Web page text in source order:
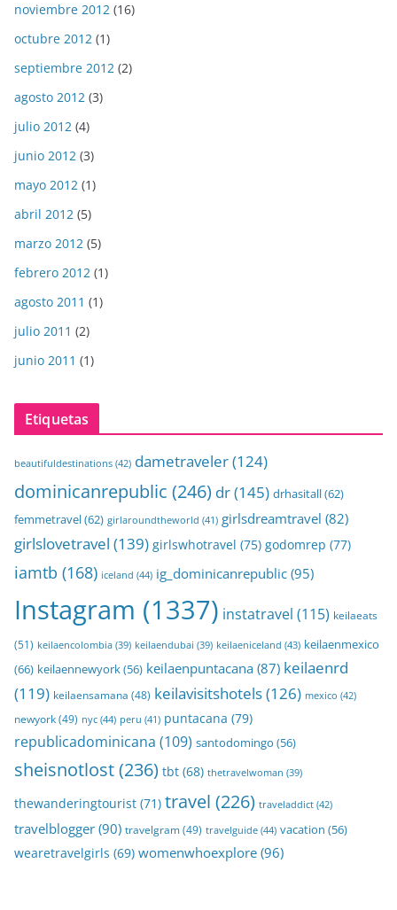
noviembre 2012 (16)
octubre 2012 (1)
septiembre 2012 (2)
agosto 2012 (3)
julio 2012 (4)
junio 2012 (3)
mayo 2012 (1)
abril 2012 (5)
marzo 2012 (5)
febrero 2012 (1)
agosto 2011 (1)
julio 2011 (2)
junio 2011 (1)
Etiquetas
beautifuldestinations (42) dametraveler(124)
dominicanrepublic (246) dr(145) drhasitall(62)
femmetravel(62) girlaroundtheworld (41) girlsdreamtravel (82)
girlslovetravel (139) girlswhotravel (75) godomrep (77)
iamtb (168) iceland (44) ig_dominicanrepublic (95)
Instagram (1337) instatravel (115) keilaeats
(51) keilaencolombia (39) keilaendubai (39) keilaeniceland (43) keilaenmexico
(66) keilaennewyork(56) keilaenpuntacana (87) keilaenrd
(119) keilaensamana (48) keilavisitshotels(126) mexico (42)
newyork(49) nyc (44) peru (41) puntacana (79)
republicadominicana (109) santodomingo (56)
sheisnotlost(236) tbt (68) thetravelwoman (39)
thewanderingtourist (71) travel (226) traveladdict (42)
travelblogger (90) travelgram(49) travelguide (44) vacation (56)
wearetravelgirls (69) womenwhoexplore(96)